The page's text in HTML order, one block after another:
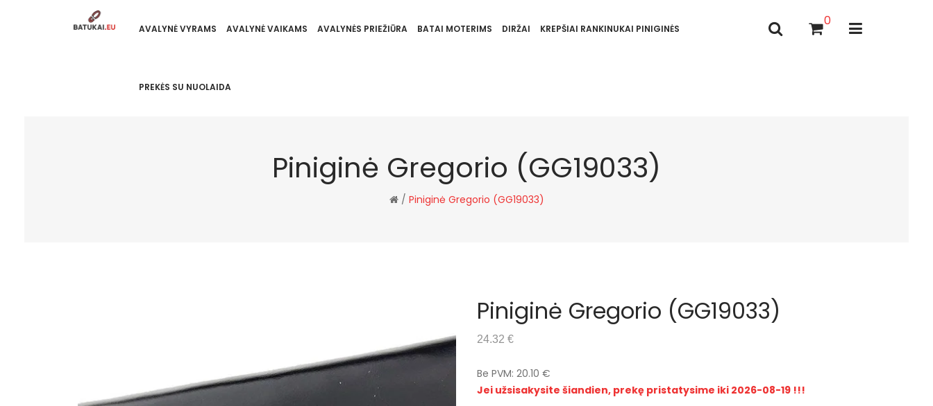
AVALYNĖ VYRAMS AVALYNĖ VAIKAMS AVALYNĖS PRIEŽIŪRA BATAI MOTERIMS DIRŽAI KREPŠIAI RANKINUKAI PINIGINĖS
PREKĖS SU NUOLAIDA
0
Piniginė Gregorio (GG19033)
/ Piniginė Gregorio (GG19033)
Piniginė Gregorio (GG19033)
24.32 €
Be PVM: 20.10 €
Jei užsisakysite šiandien, prekę pristatysime iki 2026-08-19 !!!